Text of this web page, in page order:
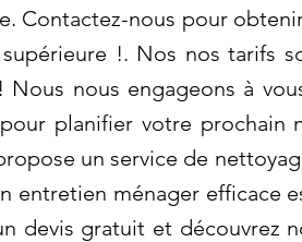
Contactez-nous pour
!. Nos nos tarifs
Nous nous engageons à
planifier votre prochain
un service de
entretien ménager
devis gratuit et découvrez